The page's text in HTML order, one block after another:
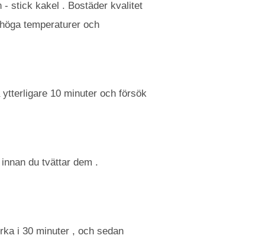
- stick kakel . Bostäder kvalitet
temperaturer och
10 minuter och försök
du tvättar dem .
i 30 minuter , och sedan